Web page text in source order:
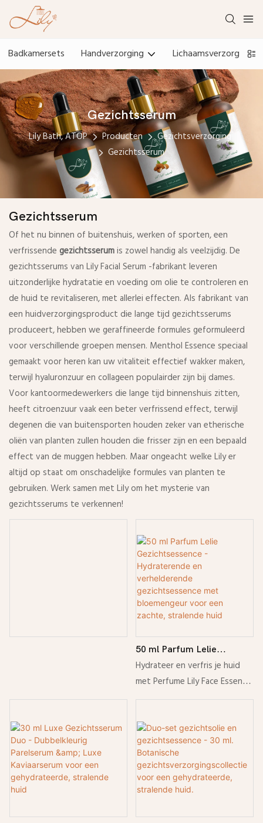
Badkamersets Handverzorging Lichaamsverzorging
Gezichtsserum
Lily Bath, ATOP Producten
Gezichtsverzorging
Gezichtsserum
Gezichtsserum
Of het nu binnen of buitenshuis, werken of sporten, een
verfrissende gezichtsserumis zowel handig als veelzijdig. De
gezichtsserums van Lily Facial Serum -fabrikant leveren
uitzonderlijke hydratatie en voeding om olie te controleren en
de huid te revitaliseren, met allerlei effecten. Als fabrikant van
een huidverzorgingsproduct die lange tijd gezichtsserums
produceert, hebben we geraffineerde formules geformuleerd
voor verschillende groepen mensen. Menthol Essence speciaal
gemaakt voor heren kan uw vitaliteit effectief wakker maken,
terwijl hyaluronzuur en collageen populairder zijn bij dames.
Voor kantoormedewerkers die lange tijd binnenshuis zitten,
heeft citroenzuur vaak een beter verfrissend effect, terwijl
degenen die van buitensporten houden zeker van etherische
oliën van planten zullen houden die frisser zijn en een bepaald
effect van de muggen hebben. Maar ongeacht welke Lily er
altijd op staat om onschadelijke formules van planten te
gebruiken. Werk samen met Lily om het mysterie van
gezichtsserums te verkennen!
50 ml Parfum Lelie
Gezichtsessence -
Hydraterende en
bloemengeur voor een
zachte, stralende huid
Hydrateer en verfris je huid
met Perfume Lily Face Essence.
Deze lichte gezichtsessence
en verheldert de huid
intensief voor een gladde,
stralende teint.